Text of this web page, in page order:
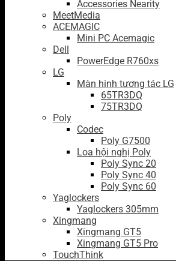
Accessories Nearity
MeetMedia
ACEMAGIC
Mini PC Acemagic
Dell
PowerEdge R760xs
LG
Màn hinh tương tác LG
65TR3DQ
75TR3DQ
Poly
Codec
Poly G7500
Loa hội nghị Poly
Poly Sync 20
Poly Sync 40
Poly Sync 60
Yaglockers
Yaglockers 305mm
Xingmang
Xingmang GT5
Xingmang GT5 Pro
TouchThink